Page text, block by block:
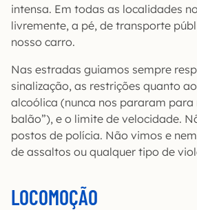
intensa. Em todas as localidades
livremente, a pé, de transporte
nosso carro.
Nas estradas guiamos sempre
sinalização, as restrições quanto
alcoólica (nunca nos pararam para
balão”), e o limite de velocidade.
postos de polícia. Não vimos e
de assaltos ou qualquer tipo de
LOCOMOÇÃO